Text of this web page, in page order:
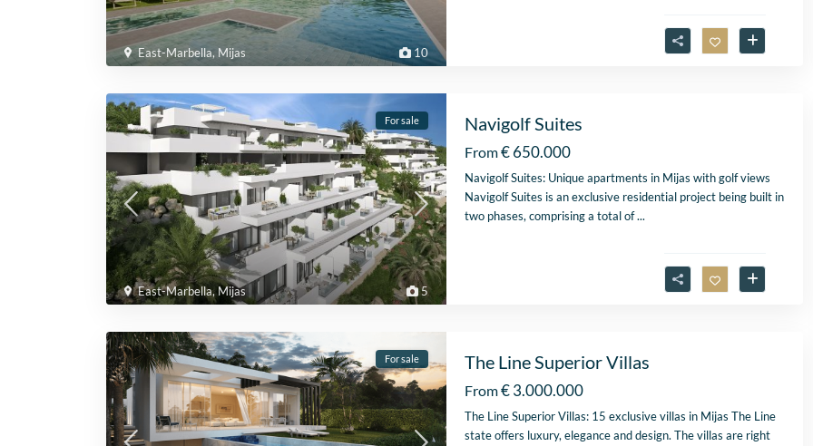
10
East-Marbella, Mijas
5
East-Marbella, Mijas
For sale Navigolf Suites
From€ 650.000
Navigolf Suites: Unique apartments in Mijas with golf views
Navigolf Suites is an exclusive residential project being built in
two phases, comprising a total of...
For sale The Line Superior Villas
From€ 3.000.000
The Line Superior Villas: 15 exclusive villas in Mijas The Line
state offers luxury, elegance and design. The villas are right